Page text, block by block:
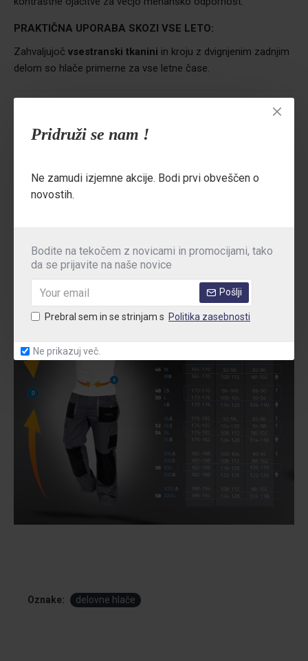
Pridruži se nam !
Ne zamudi izjemne akcije. Bodi prvi obveščen o
novostih.
Bodite na tekočem z novicami in promocijami, tako
da se prijavite na naše novice
Pošlji
Prebral sem in se strinjam s Politika zasebnosti
Ne prikazuj več.
PRAKTIČNA UPORABA SKOZI VSE LETO:
Zahvaljujoč vsestranski tkanini in kroju z dvignjenim zadnjim
delom so hlače primerne za vse letne čase.
logistika, skladišča, popravila, tehnične storitve
kliknite tukaj.
MNENJA
Oznake: delovne hlače